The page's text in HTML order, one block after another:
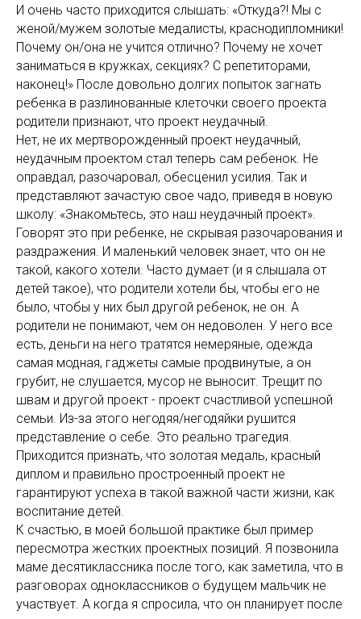
И очень часто приходится слышать: «Откуда?! Мы с
женой/мужем золотые медалисты, краснодипломники!
Почему он/она не учится отлично? Почему не хочет
заниматься в кружках, секциях? С репетиторами,
наконец!» После довольно долгих попыток загнать
ребенка в разлинованные клеточки своего проекта
родители признают, что проект неудачный.
Нет, не их мертворожденный проект неудачный,
неудачным проектом стал теперь сам ребенок. Не
оправдал, разочаровал, обесценил усилия. Так и
представляют зачастую свое чадо, приведя в новую
школу: «Знакомьтесь, это наш неудачный проект».
Говорят это при ребенке, не скрывая разочарования и
раздражения. И маленький человек знает, что он не
такой, какого хотели. Часто думает (и я слышала от
детей такое), что родители хотели бы, чтобы его не
было, чтобы у них был другой ребенок, не он. А
родители не понимают, чем он недоволен. У него все
есть, деньги на него тратятся немеряные, одежда
самая модная, гаджеты самые продвинутые, а он
грубит, не слушается, мусор не выносит. Трещит по
швам и другой проект - проект счастливой успешной
семьи. Из-за этого негодяя/негодяйки рушится
представление о себе. Это реально трагедия.
Приходится признать, что золотая медаль, красный
диплом и правильно простроенный проект не
гарантируют успеха в такой важной части жизни, как
воспитание детей.
К счастью, в моей большой практике был пример
пересмотра жестких проектных позиций. Я позвонила
маме десятиклассника после того, как заметила, что в
разговорах одноклассников о будущем мальчик не
участвует. А когда я спросила, что он планирует после